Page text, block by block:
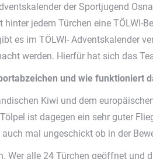
der Sportjugend
jedem Türchen eine
es im TÖLWI- Adventskalender
werden. Hierfür hat sich das
und wie funktioniert
Kiwi und dem
ist dagegen ein sehr guter
mal ungeschickt ob in der
Wer alle 24 Türchen geöffnet und